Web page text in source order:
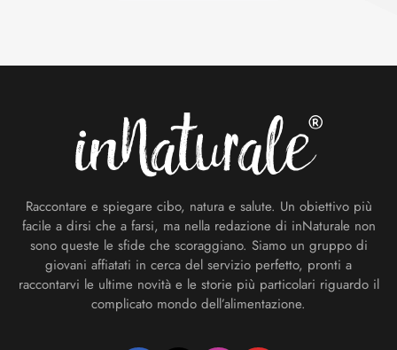
Raccontare e spiegare cibo, natura e salute. Un obiettivo più
facile a dirsi che a farsi, ma nella redazione di inNaturale non
sono queste le sfide che scoraggiano. Siamo un gruppo di
giovani affiatati in cerca del servizio perfetto, pronti a
raccontarvi le ultime novità e le storie più particolari riguardo il
complicato mondo dell’alimentazione.